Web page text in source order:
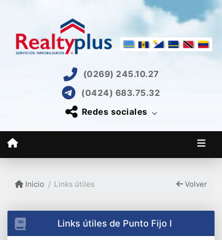
(0269) 245.10.27
(0424) 683.75.32
Redes sociales
Inicio Links útiles Volver
Links útiles de Punto Fijo I